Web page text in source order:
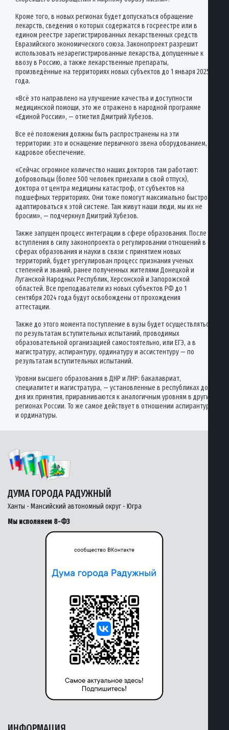
Кроме того, в новых регионах будет допускаться обращение
лекарств, сведения о которых содержатся в госреестре или в
едином реестре зарегистрированных лекарственных средств
Евразийского экономического союза. Законопроект разрешит
использовать незарегистрированные лекарства, допущенные к
ввозу в Россию, а также лекарственные препараты,
произведённые на территориях новых субъектов до 1 января 2025
года.
«Всё это направлено на улучшение качества и доступности
медицинской помощи, это же отражено в народной программе
«Единой России», — отметил Дмитрий Хубезов.
Все её положения должны быть распространены на эти
территории: это и оснащение первичного звена оборудованием,
кадровое обеспечение.
«Сейчас огромное количество наших докторов там работают:
добровольцы (более 500 человек приехали в свой отпуск),
доктора от центра медицины катастроф, от субъектов на
подшефных территориях. Они тоже помогут максимально быстро
адаптироваться к этой системе. Там живут наши люди, мы их не
бросим», — подчеркнул Дмитрий Хубезов.
Также запущен процесс интеграции в сфере образования. После
вступления в силу законопроекта о регулировании отношений в
сферах образования и науки в связи с принятием новых
территорий, будет урегулирован процесс признания ученых
степеней и званий, ранее полученных жителями Донецкой и
Луганской Народных Республик, Херсонской и Запорожской
областей. Все преподаватели из новых субъектов РФ до 1
сентября 2024 года будут освобождены от прохождения
аттестации.
Также до этого момента поступление в вузы будет осуществляться
по результатам вступительных испытаний, проводимых
образовательной организацией самостоятельно, или ЕГЭ, а в
магистратуру, аспирантуру, ординатуру и ассистентуру — по
результатам вступительных испытаний.
Уровни высшего образования в ДНР и ЛНР: бакалавриат,
специалитет и магистратура, — установленные в республиках до
дня их принятия, приравниваются к аналогичным уровням в других
регионах России. То же самое действует в отношении аспирантуры
и ординатуры.
ДУМА ГОРОДА РАДУЖНЫЙ
Ханты - Мансийский автономный округ - Югра
Мы исполняем 8-ФЗ